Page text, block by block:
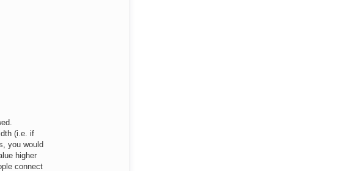
(i.e. if
you would
higher
connect